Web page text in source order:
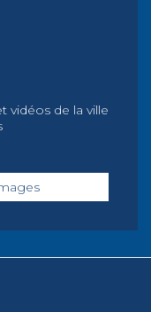
vidéos de la ville